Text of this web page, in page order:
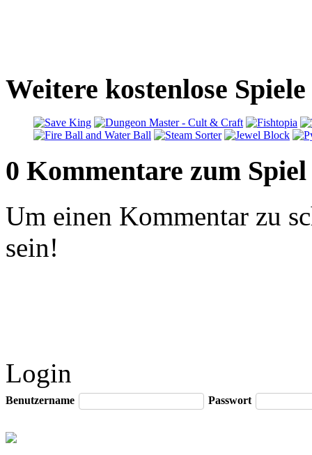
Weitere kostenlose
0 Kommentare zum Spiel
Um einen Kommentar zu
sein!
Login
Benutzername Passwort